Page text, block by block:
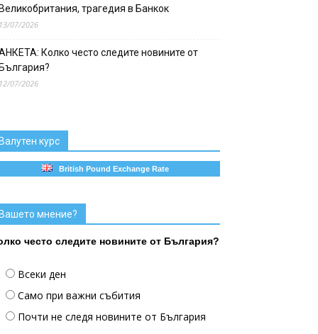
трагедия в Банкок
07/2026
Колко често следите новините от
07/2026
курс
British Pound Exchange Rate
мнение?
често следите новините от България?
Всеки ден
Само при важни събития
Почти не следя новините от България